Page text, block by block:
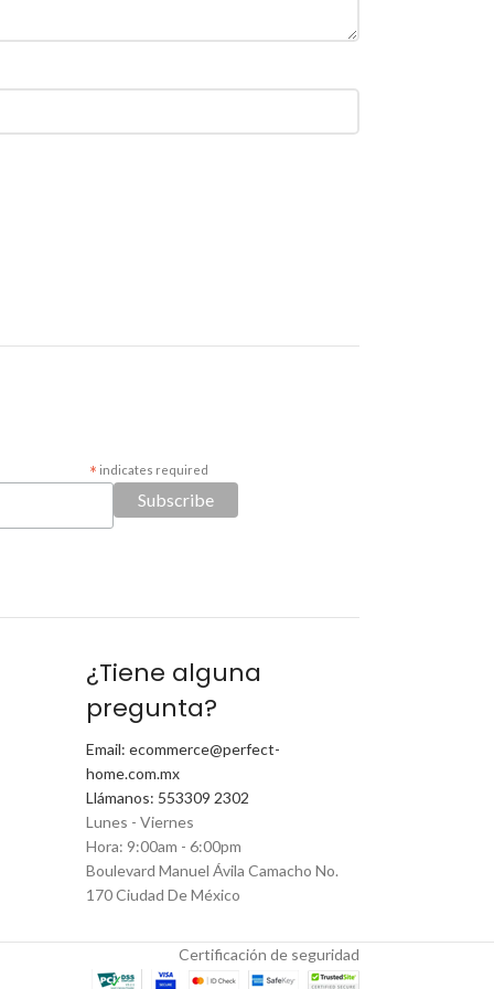
* indicates required
¿Tiene alguna
pregunta?
Email: ecommerce@perfect-
home.com.mx
Llámanos: 553309 2302
Lunes - Viernes
Hora: 9:00am - 6:00pm
Boulevard Manuel Ávila Camacho No.
170 Ciudad De México
Certificación de seguridad